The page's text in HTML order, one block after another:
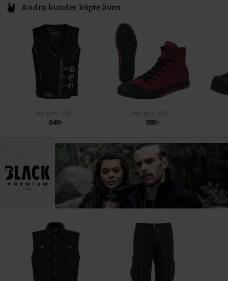
Andra kunder köpte även
rek-pris
799:-
649:-
rek-pris
399:-
389:-